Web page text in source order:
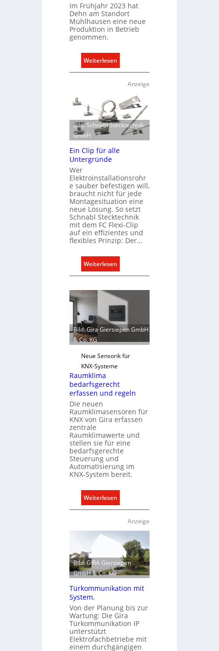
Im Frühjahr 2023 hat
Dehn am Standort
Mühlhausen eine neue
Produktion in Betrieb
genommen.
Weiterlesen:
D
e
r
w
e
i
r
t
K
a
p
a
z
i
t
ä
e
n
f
ü
d
e
n
u
o
p
i
s
c
h
n
M
a
k
t
Anzeige
Bild: Schnabl Stecktechnik
GmbH
Ein Clip für alle
Untergründe
Wer
Elektroinstallationsrohr
e sauber befestigen will,
braucht nicht für jede
Montagesituation eine
neue Lösung. So setzt
Schnabl Stecktechnik
mit dem FC Flexi-Clip
auf ein effizientes und
flexibles Prinzip: Der…
Weiterlesen:
E
n
C
l
i
p
f
ü
r
l
l
U
t
e
r
g
r
ü
n
d
Bild: Gira Giersiepen GmbH
& Co. KG
Neue Sensorik für
KNX-Systeme
Raumklima
bedarfsgerecht
erfassen und regeln
Die neuen
Raumklimasensoren für
KNX von Gira erfassen
zentrale
Raumklimawerte und
stellen sie für eine
bedarfsgerechte
Steuerung und
Automatisierung im
KNX-System bereit.
Weiterlesen:
R
m
l
i
m
a
e
d
r
Anzeige
Bild: GIRA Giersiepen
GmbH & Co. KG
Türkommunikation mit
System.
Von der Planung bis zur
Wartung: Die Gira
Türkommunikation IP
unterstützt
Elektrofachbetriebe mit
einem durchgängigen